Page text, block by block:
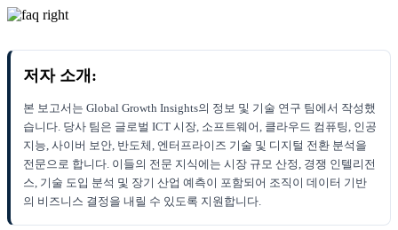
저자 소개:
본 보고서는 Global Growth Insights의 정보 및 기술 연구 팀에서 작성했
습니다. 당사 팀은 글로벌 ICT 시장, 소프트웨어, 클라우드 컴퓨팅, 인공
지능, 사이버 보안, 반도체, 엔터프라이즈 기술 및 디지털 전환 분석을
전문으로 합니다. 이들의 전문 지식에는 시장 규모 산정, 경쟁 인텔리전
스, 기술 도입 분석 및 장기 산업 예측이 포함되어 조직이 데이터 기반
의 비즈니스 결정을 내릴 수 있도록 지원합니다.